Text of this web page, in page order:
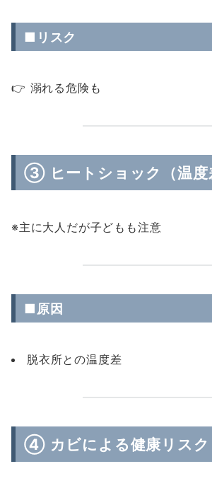
■リスク
👉 溺れる危険も
③ ヒートショック（温度
※主に大人だが子どもも注意
■原因
脱衣所との温度差
④ カビによる健康リスク